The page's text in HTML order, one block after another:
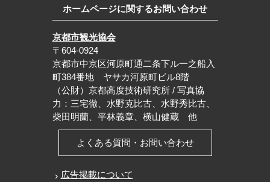
ホームページに関するお問い合わせ
京都市観光協会
〒604-0924
京都市中京区河原町通二条下ル一之船入
町384番地 ヤサカ河原町ビル8階
（公財）京都高度技術研究所 / 写真協
力：三宅徹、水野克比古、水野秀比古、
柴田明蘭、平林義章、横山健蔵 他
よくある質問・お問い合わせ
広告掲載について